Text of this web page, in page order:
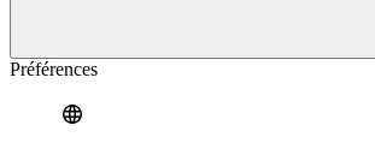
Préférences